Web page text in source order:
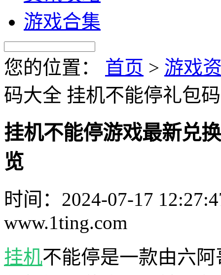
游戏合集
您的位置： 首页 > 游戏
码大全 挂机不能停礼包
挂机不能停游戏最新兑
览
时间：2024-07-17
www.1ting.com
挂机不能停是一款由六